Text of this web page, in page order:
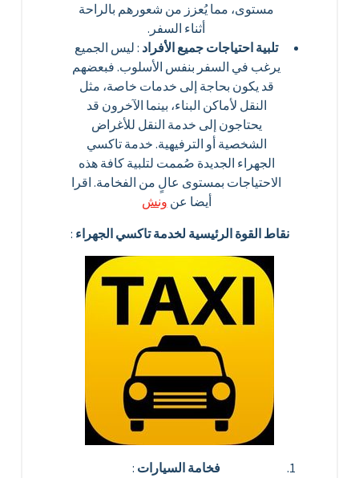
مستوى، مما يُعزز من شعورهم بالراحة
أثناء السفر.
تلبية احتياجات جميع الأفراد: ليس الجميع
يرغب في السفر بنفس الأسلوب. فبعضهم
قد يكون بحاجة إلى خدمات خاصة، مثل
النقل لأماكن البناء، بينما الآخرون قد
يحتاجون إلى خدمة النقل للأغراض
الشخصية أو الترفيهية. خدمة تاكسي
الجهراء الجديدة صُممت لتلبية كافة هذه
الاحتياجات بمستوى عالٍ من الفخامة. اقرا
أيضا عنونش
نقاط القوة الرئيسية لخدمة تاكسي الجهراء:
فخامة السيارات: